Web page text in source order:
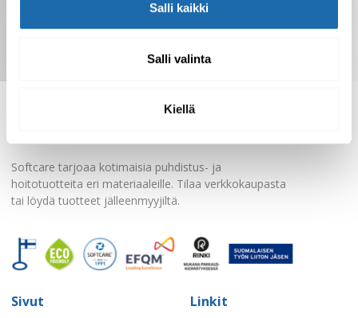
Salli kaikki
Salli valinta
Kiellä
Tilaa uutiskirje
Softcare tarjoaa kotimaisia puhdistus- ja
hoitotuotteita eri materiaaleille. Tilaa verkkokaupasta
tai löydä tuotteet jälleenmyyjiltä.
Sivut Linkit